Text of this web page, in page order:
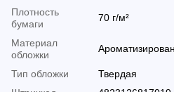
Плотность
бумаги
70 г/м²
Материал
обложки
Тип обложки
Твердая